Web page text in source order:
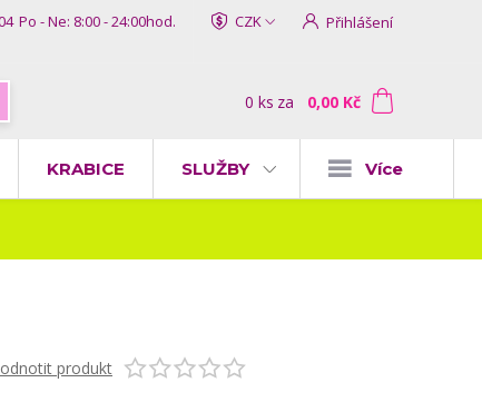
CZK Přihlášení
Po - Ne: 8:00 - 24:00hod.
0 ks za 0,00 Kč
KRABICE SLUŽBY Více
produkt